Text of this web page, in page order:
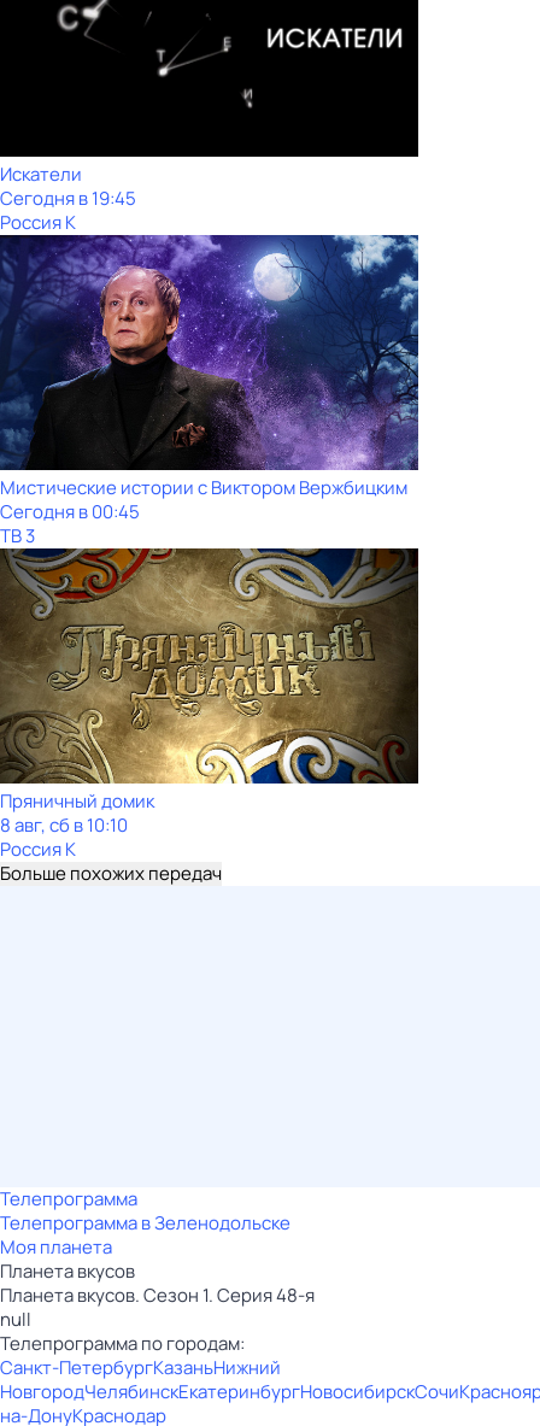
Искатели
Сегодня в 19:45
Россия К
Мистические истории с Виктoром Bержбицким
Сегодня в 00:45
ТВ 3
Пряничный домик
8 авг, сб в 10:10
Россия К
Больше похожих передач
Телепрограмма
Телепрограмма в Зеленодольске
Моя планета
Планета вкусов
Планета вкусов. Сезон 1. Серия 48-я
null
Телепрограмма по городам:
Санкт-ПетербургКазаньНижний
НовгородЧелябинскЕкатеринбургНовосибирскСочи
на-ДонуКраснодар